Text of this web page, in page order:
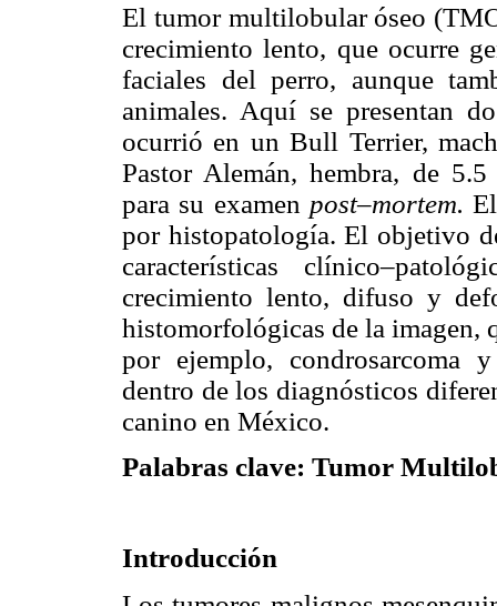
El tumor multilobular óseo
crecimiento lento, que ocurre
faciales del perro, aunque
animales. Aquí se presentan
ocurrió en un Bull Terrier,
Pastor Alemán, hembra, de
para su examen post–mortem.
por histopatología. El objetivo
características
crecimiento lento, difuso y
histomorfológicas de la imagen,
por ejemplo, condrosarcoma
dentro de los diagnósticos
canino en México.
Palabras clave: Tumor
Introducción